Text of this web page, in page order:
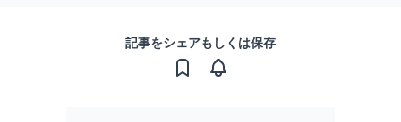
記事をシェアもしくは保存